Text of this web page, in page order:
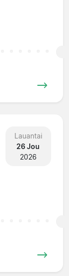
Lauantai
26 Jou
2026